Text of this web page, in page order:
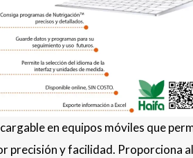
en equipos móviles que
precisión y facilidad. Proporciona